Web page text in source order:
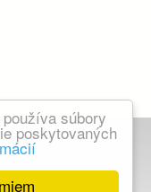
súbory
poskytovaných